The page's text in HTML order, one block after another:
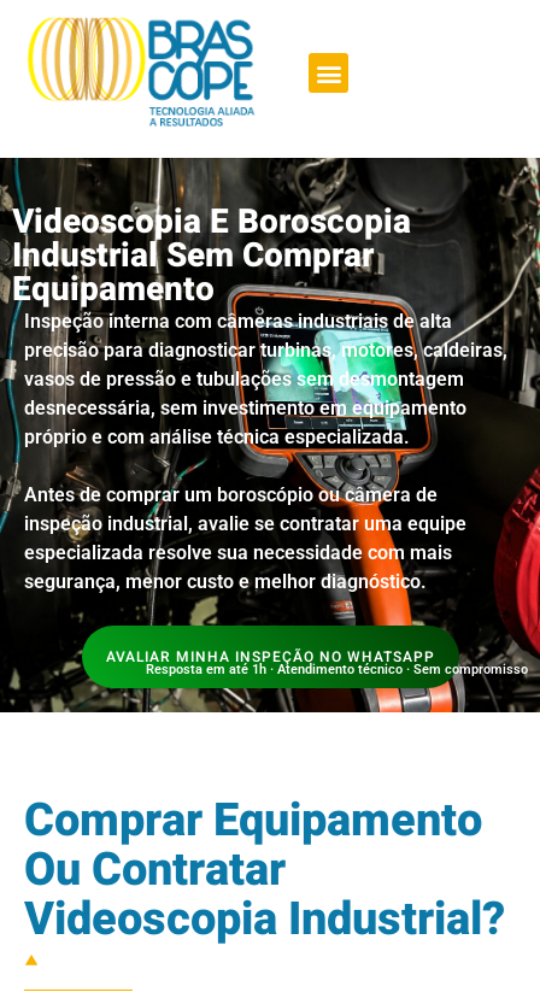
Videoscopia E Boroscopia
Industrial Sem Comprar
Equipamento
Inspeção interna com câmeras industriais de alta
precisão para diagnosticar turbinas, motores, caldeiras,
vasos de pressão e tubulações sem desmontagem
desnecessária, sem investimento em equipamento
próprio e com análise técnica especializada.
Antes de comprar um boroscópio ou câmera de
inspeção industrial, avalie se contratar uma equipe
especializada resolve sua necessidade com mais
segurança, menor custo e melhor diagnóstico.
AVALIAR MINHA INSPEÇÃO NO WHATSAPP
Resposta em até 1h · Atendimento técnico · Sem compromisso
Comprar Equipamento
Ou Contratar
Videoscopia Industrial?